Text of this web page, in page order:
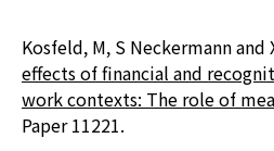
Kosfeld, M, S Neckermann and
effects of financial and
work contexts: The role of
Paper 11221.